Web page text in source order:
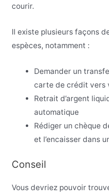
courir.
Il existe plusieurs façons
espèces, notamment :
Demander un
carte de crédit vers
Retrait d’argent
automatique
Rédiger un chèque
et l’encaisser dans
Conseil
Vous devriez pouvoir